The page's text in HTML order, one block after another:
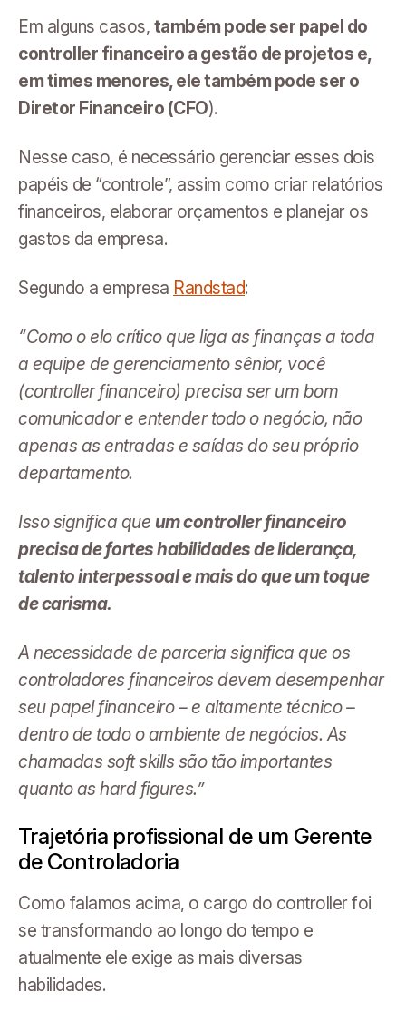
Em alguns casos, também pode ser papel do
controller financeiro a gestão de projetos e,
em times menores, ele também pode ser o
Diretor Financeiro (CFO).
Nesse caso, é necessário gerenciar esses dois
papéis de “controle”, assim como criar relatórios
financeiros, elaborar orçamentos e planejar os
gastos da empresa.
Segundo a empresa Randstad:
“Como o elo crítico que liga as finanças a toda
a equipe de gerenciamento sênior, você
(controller financeiro) precisa ser um bom
comunicador e entender todo o negócio, não
apenas as entradas e saídas do seu próprio
departamento.
Isso significa que um controller financeiro
precisa de fortes habilidades de liderança,
talento interpessoal e mais do que um toque
de carisma.
A necessidade de parceria significa que os
controladores financeiros devem desempenhar
seu papel financeiro – e altamente técnico –
dentro de todo o ambiente de negócios. As
chamadas soft skills são tão importantes
quanto as hard figures.”
Trajetória profissional de um Gerente
de Controladoria
Como falamos acima, o cargo do controller foi
se transformando ao longo do tempo e
atualmente ele exige as mais diversas
habilidades.